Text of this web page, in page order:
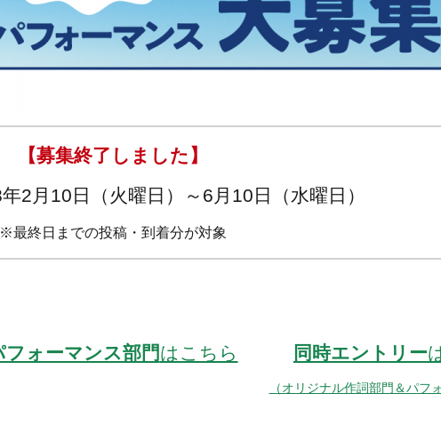
【募集終了しました】
2月10日（火曜日）～6月10日（水曜日）
※最終日までの投稿・到着分が対象
フォーマンス部門はこちら 同時エントリー
（オリジナル作詞部門＆パフ